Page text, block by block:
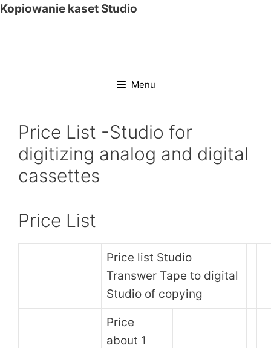
Kopiowanie kaset Studio
Menu
Price List -Studio for
digitizing analog and digital
cassettes
Price List
Price list Studio
Transwer Tape to digital
Studio of copying
Price
about 1